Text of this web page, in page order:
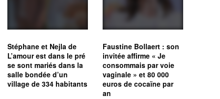
Stéphane et Nejla de
L’amour est dans le pré
se sont mariés dans la
salle bondée d’un
village de 334 habitants
Faustine Bollaert : son
invitée affirme « Je
consommais par voie
vaginale » et 80 000
euros de cocaïne par
an